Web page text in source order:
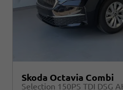
Skoda Octavia Combi